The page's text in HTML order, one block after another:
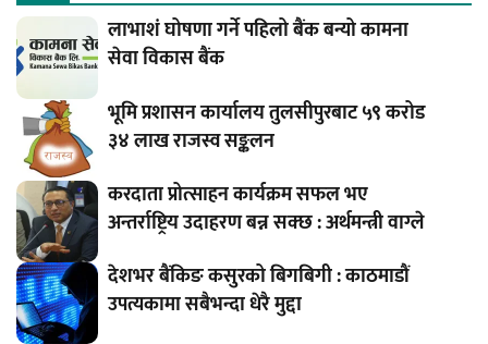
लाभाशं घोषणा गर्ने पहिलो बैंक बन्यो कामना
सेवा विकास बैंक
भूमि प्रशासन कार्यालय तुलसीपुरबाट ५९ करोड
३४ लाख राजस्व सङ्कलन
करदाता प्रोत्साहन कार्यक्रम सफल भए
अन्तर्राष्ट्रिय उदाहरण बन्न सक्छ : अर्थमन्त्री वाग्ले
देशभर बैंकिङ कसुरको बिगबिगी : काठमाडौं
उपत्यकामा सबैभन्दा धेरै मुद्दा